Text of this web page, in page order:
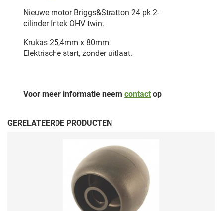
Nieuwe motor Briggs&Stratton 24 pk 2-
cilinder Intek OHV twin.
Krukas 25,4mm x 80mm
Elektrische start, zonder uitlaat.
Voor meer informatie neem contactop
GERELATEERDE PRODUCTEN